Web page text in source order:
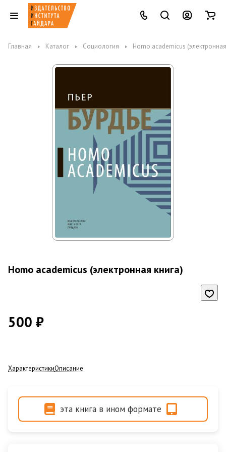
Главная Каталог Социология Homo academicus
Homo academicus (электронная книга)
500 ₽
ХарактеристикиОписание
эта книга в ином формате